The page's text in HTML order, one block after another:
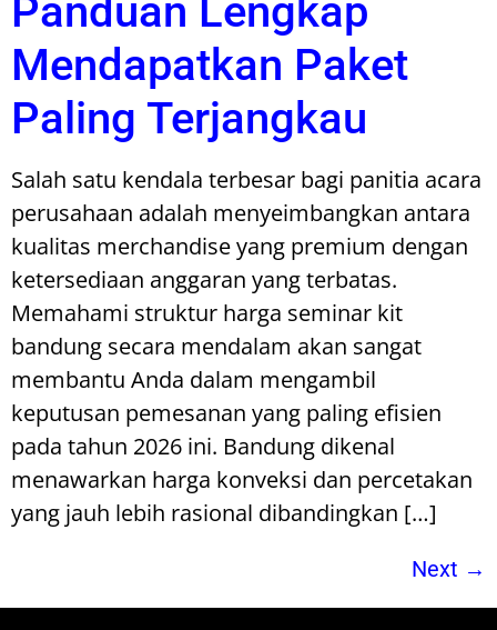
Panduan Lengkap
Mendapatkan Paket
Paling Terjangkau
Salah satu kendala terbesar bagi panitia acara
perusahaan adalah menyeimbangkan antara
kualitas merchandise yang premium dengan
ketersediaan anggaran yang terbatas.
Memahami struktur harga seminar kit
bandung secara mendalam akan sangat
membantu Anda dalam mengambil
keputusan pemesanan yang paling efisien
pada tahun 2026 ini. Bandung dikenal
menawarkan harga konveksi dan percetakan
yang jauh lebih rasional dibandingkan […]
Next →